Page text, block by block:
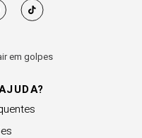
em golpes